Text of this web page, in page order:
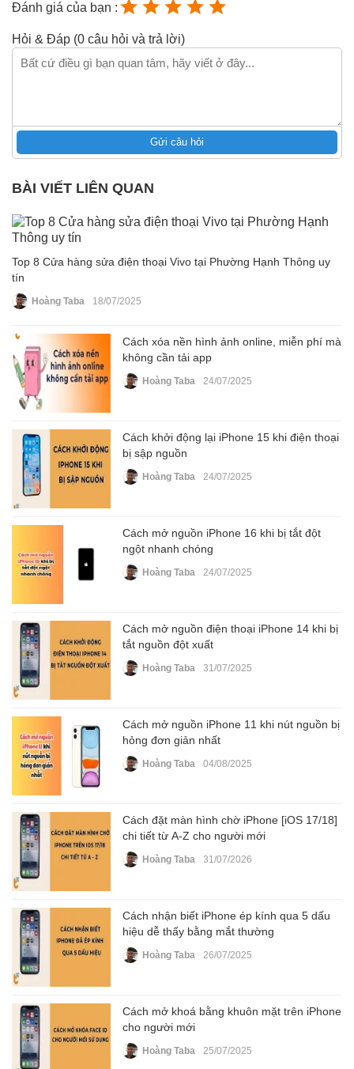
Đánh giá của bạn :
Hỏi & Đáp (0 câu hỏi và trả lời)
Gửi câu hỏi
BÀI VIẾT LIÊN QUAN
Top 8 Cửa hàng sửa điện thoại Vivo tại Phường Hạnh Thông uy
tín
Hoàng Taba 18/07/2025
Cách xóa nền hình ảnh online, miễn phí mà
không cần tải app
Hoàng Taba 24/07/2025
Cách khởi động lại iPhone 15 khi điện thoại
bị sập nguồn
Hoàng Taba 24/07/2025
Cách mở nguồn iPhone 16 khi bị tắt đột
ngột nhanh chóng
Hoàng Taba 24/07/2025
Cách mở nguồn điện thoại iPhone 14 khi bị
tắt nguồn đột xuất
Hoàng Taba 31/07/2025
Cách mở nguồn iPhone 11 khi nút nguồn bị
hỏng đơn giản nhất
Hoàng Taba 04/08/2025
Cách đặt màn hình chờ iPhone [iOS 17/18]
chi tiết từ A-Z cho người mới
Hoàng Taba 31/07/2026
Cách nhận biết iPhone ép kính qua 5 dấu
hiệu dễ thấy bằng mắt thường
Hoàng Taba 26/07/2025
Cách mở khoá bằng khuôn mặt trên iPhone
cho người mới
Hoàng Taba 25/07/2025